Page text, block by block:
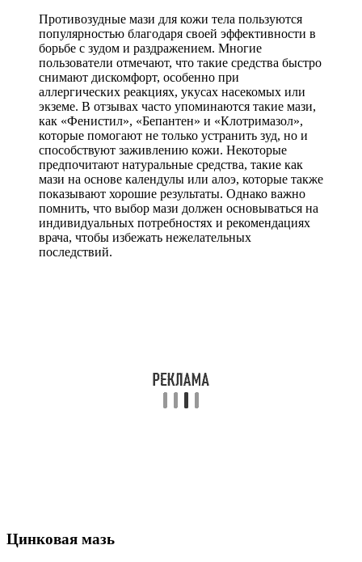
Противозудные мази для кожи тела пользуются
популярностью благодаря своей эффективности в
борьбе с зудом и раздражением. Многие
пользователи отмечают, что такие средства быстро
снимают дискомфорт, особенно при
аллергических реакциях, укусах насекомых или
экземе. В отзывах часто упоминаются такие мази,
как «Фенистил», «Бепантен» и «Клотримазол»,
которые помогают не только устранить зуд, но и
способствуют заживлению кожи. Некоторые
предпочитают натуральные средства, такие как
мази на основе календулы или алоэ, которые также
показывают хорошие результаты. Однако важно
помнить, что выбор мази должен основываться на
индивидуальных потребностях и рекомендациях
врача, чтобы избежать нежелательных
последствий.
Цинковая мазь